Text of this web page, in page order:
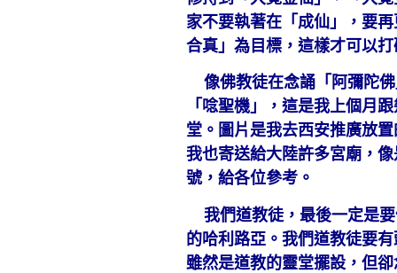
家不要執著在「成仙」，要
合真」為目標，這樣才可以
像佛教徒在念誦「阿彌陀佛
「唸聖機」，這是我上個月
堂。圖片是我去西安推廣放
我也寄送給大陸許多宮廟，
號，給各位參考。
我們道教徒，最後一定是要
的哈利路亞。我們道教徒要
雖然是道教的靈堂擺設，但